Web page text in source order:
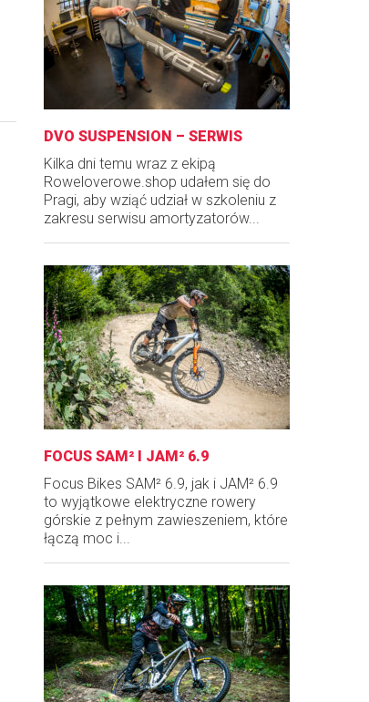
DVO SUSPENSION – SERWIS
Kilka dni temu wraz z ekipą
Roweloverowe.shop udałem się do
Pragi, aby wziąć udział w szkoleniu z
zakresu serwisu amortyzatorów...
FOCUS SAM² I JAM² 6.9
Focus Bikes SAM² 6.9, jak i JAM² 6.9
to wyjątkowe elektryczne rowery
górskie z pełnym zawieszeniem, które
łączą moc i...